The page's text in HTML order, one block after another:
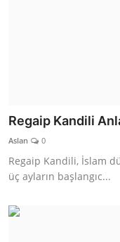
Regaip Kandili
Aslan 0
Regaip Kandili, İslam
üç ayların başlangıc...